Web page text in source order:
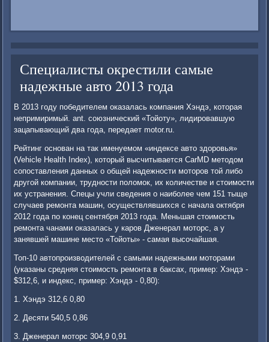
Специалисты окрестили самые
надежные авто 2013 года
В 2013 году победителем оказалась компания Хэндэ, которая
непримиримый. ant. союзнический «Тойоту», лидировавшую
зацапывающий два года, передает motor.ru.
Рейтинг основан на так именуемом «индексе авто здоровья»
(Vehicle Health Index), который высчитывается CarMD методом
сопоставления данных о общей надежности моторов той либо
другой компании, трудности поломок, их количестве и стоимости
их устранения. Спецы учли сведения о наиболее чем 151 тыще
случаев ремонта машин, осуществлявшихся с начала октября
2012 года по конец сентября 2013 года. Меньшая стоимость
ремонта чанами оказалась у каров Дженерал моторс, а у
занявшей машине место «Тойоты» - самая высочайшая.
Топ-10 автопроизводителей с самыми надежными моторами
(указаны средняя стоимость ремонта в баксах, пример: Хэндэ -
$312,6, и индекс, пример: Хэндэ - 0,80):
1. Хэндэ 312,6 0,80
2. Десяти 540,5 0,86
3. Дженерал моторс 304,9 0,91